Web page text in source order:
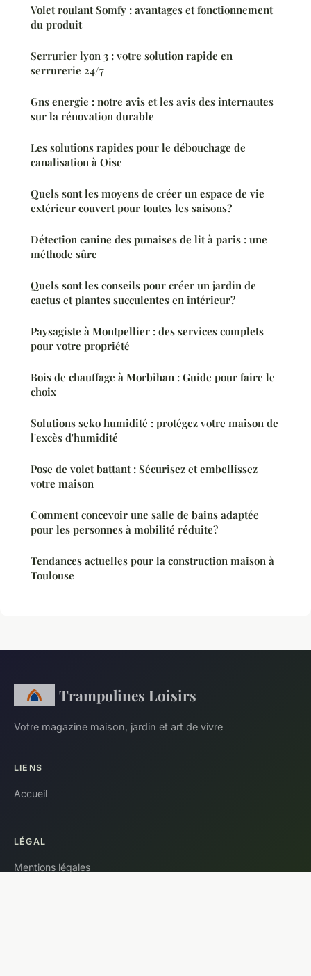
Volet roulant Somfy : avantages et fonctionnement
du produit
Serrurier lyon 3 : votre solution rapide en
serrurerie 24/7
Gns energie : notre avis et les avis des internautes
sur la rénovation durable
Les solutions rapides pour le débouchage de
canalisation à Oise
Quels sont les moyens de créer un espace de vie
extérieur couvert pour toutes les saisons?
Détection canine des punaises de lit à paris : une
méthode sûre
Quels sont les conseils pour créer un jardin de
cactus et plantes succulentes en intérieur?
Paysagiste à Montpellier : des services complets
pour votre propriété
Bois de chauffage à Morbihan : Guide pour faire le
choix
Solutions seko humidité : protégez votre maison de
l'excès d'humidité
Pose de volet battant : Sécurisez et embellissez
votre maison
Comment concevoir une salle de bains adaptée
pour les personnes à mobilité réduite?
Tendances actuelles pour la construction maison à
Toulouse
Trampolines Loisirs
Votre magazine maison, jardin et art de vivre
LIENS
Accueil
LÉGAL
Mentions légales